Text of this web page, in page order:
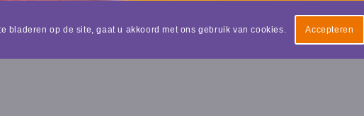
bladeren op de site, gaat u akkoord met ons gebruik van cookies. Accepteren